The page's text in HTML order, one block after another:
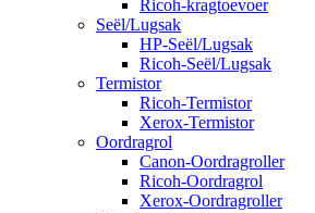
Ricoh-kragtoevoer
Seël/Lugsak
HP-Seël/Lugsak
Ricoh-Seël/Lugsak
Termistor
Ricoh-Termistor
Xerox-Termistor
Oordragrol
Canon-Oordragroller
Ricoh-Oordragrol
Xerox-Oordragroller